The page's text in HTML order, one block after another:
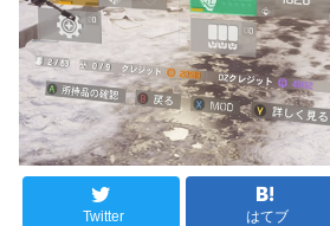
Twitter はてブ